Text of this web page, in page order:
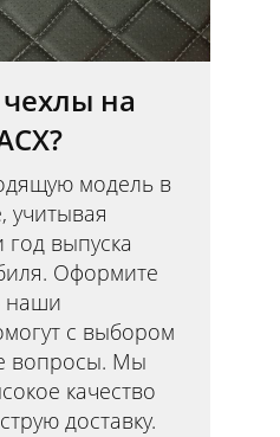
на
модель в
учитывая
выпуска
Оформите
наши
с выбором
вопросы. Мы
качество
доставку.